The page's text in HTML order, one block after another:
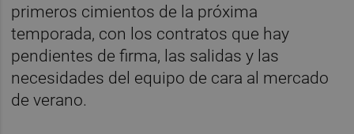
primeros cimientos de la próxima
temporada, con los contratos que hay
pendientes de firma, las salidas y las
necesidades del equipo de cara al mercado
de verano.